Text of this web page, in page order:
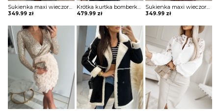
Sukienka maxi wieczorowa z gorsetowym topem Alija
349.99 zł
Krótka kurtka bomberka Avie
479.99 zł
Sukienka maxi wieczorowa z gorsetowym topem Alija
349.99 zł